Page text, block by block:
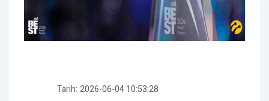
Tarih: 2026-06-04 10:53:28